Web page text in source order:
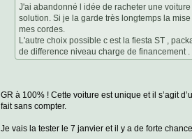
J'ai abandonné l idée de racheter une
solution. Si je la garde très longtemps la
mes cordes.
L'autre choix possible c est la fiesta ST ,
de difference niveau charge de financement .
GR à 100% ! Cette voiture est unique et il s’agit
fait sans compter.
Je vais la tester le 7 janvier et il y a de forte